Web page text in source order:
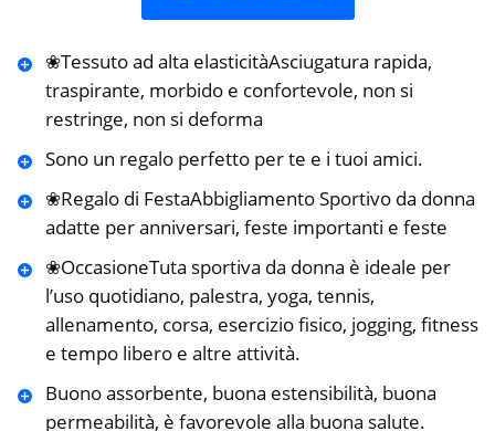
❀Tessuto ad alta elasticitàAsciugatura rapida,
traspirante, morbido e confortevole, non si
restringe, non si deforma
Sono un regalo perfetto per te e i tuoi amici.
❀Regalo di FestaAbbigliamento Sportivo da donna
adatte per anniversari, feste importanti e feste
❀OccasioneTuta sportiva da donna è ideale per
l’uso quotidiano, palestra, yoga, tennis,
allenamento, corsa, esercizio fisico, jogging, fitness
e tempo libero e altre attività.
Buono assorbente, buona estensibilità, buona
permeabilità, è favorevole alla buona salute.